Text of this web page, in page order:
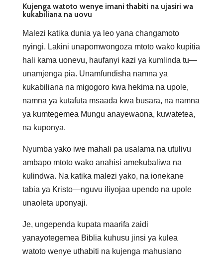
Kujenga watoto wenye imani thabiti na ujasiri wa
kukabiliana na uovu
Malezi katika dunia ya leo yana changamoto
nyingi. Lakini unapomwongoza mtoto wako kupitia
hali kama uonevu, haufanyi kazi ya kumlinda tu—
unamjenga pia. Unamfundisha namna ya
kukabiliana na migogoro kwa hekima na upole,
namna ya kutafuta msaada kwa busara, na namna
ya kumtegemea Mungu anayewaona, kuwatetea,
na kuponya.
Nyumba yako iwe mahali pa usalama na utulivu
ambapo mtoto wako anahisi amekubaliwa na
kulindwa. Na katika malezi yako, na ionekane
tabia ya Kristo—nguvu iliyojaa upendo na upole
unaoleta uponyaji.
Je, ungependa kupata maarifa zaidi
yanayotegemea Biblia kuhusu jinsi ya kulea
watoto wenye uthabiti na kujenga mahusiano